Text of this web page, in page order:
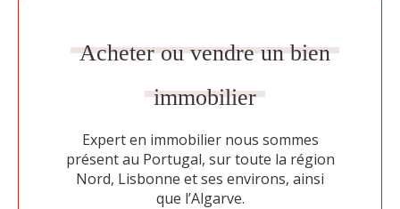
Acheter ou vendre un bien
immobilier
Expert en immobilier nous sommes
présent au Portugal, sur toute la région
Nord, Lisbonne et ses environs, ainsi
que l’Algarve.